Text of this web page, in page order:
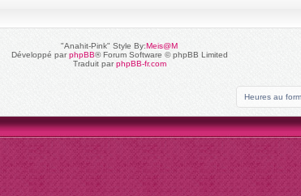
"Anahit-Pink" Style By:Meis@M
Développé parphpBB® Forum Software © phpBB Limited
Traduit parphpBB-fr.com
Heures au